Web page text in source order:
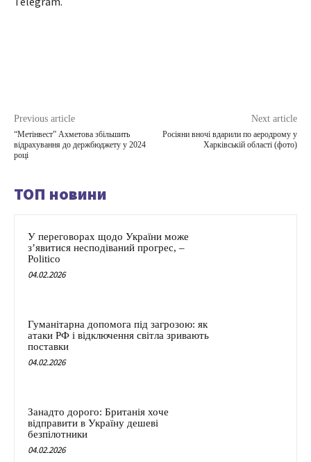
Previous article
“Метінвест” Ахметова збільшить
відрахування до держбюджету у 2024
році
Next article
Росіяни вночі вдарили по аеродрому у
Харківській області (фото)
ТОП новини
У переговорах щодо України може
з’явитися несподіваний прогрес, –
Politico
04.02.2026
Гуманітарна допомога під загрозою: як
атаки РФ і відключення світла зривають
поставки
04.02.2026
Занадто дорого: Британія хоче
відправити в Україну дешеві
безпілотники
04.02.2026